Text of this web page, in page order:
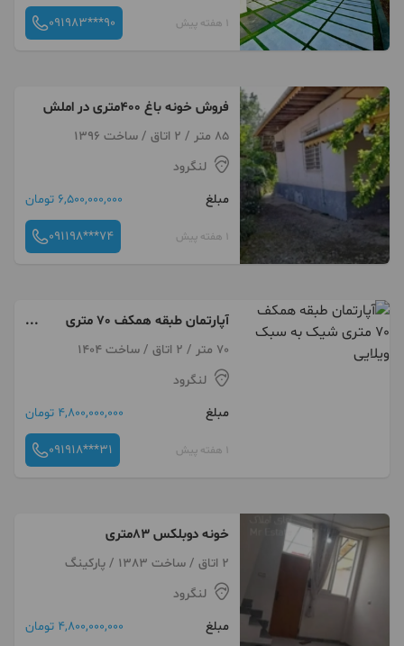
1 هفته پیش 091983***90
فروش خونه باغ 400متری در املش
85 متر / 2 اتاق / ساخت 1396
لنگرود
مبلغ
6,500,000,000 تومان
1 هفته پیش 091198***74
آپارتمان طبقه همکف 70 متری
شیک به سبک ویلایی
70 متر / 2 اتاق / ساخت 1404
لنگرود
مبلغ
4,800,000,000 تومان
1 هفته پیش 091918***31
خونه دوبلکس ۸۳متری
2 اتاق / ساخت 1383 / پارکینگ
لنگرود
مبلغ
4,800,000,000 تومان